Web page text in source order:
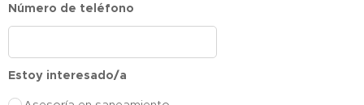
Número de teléfono
Estoy interesado/a